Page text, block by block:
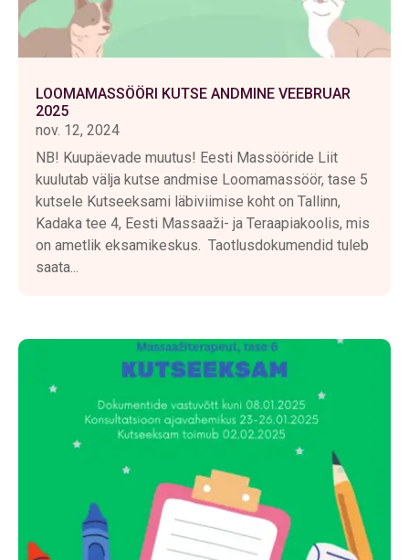
LOOMAMASSÖÖRI KUTSE ANDMINE VEEBRUAR
2025
nov. 12, 2024
NB! Kuupäevade muutus! Eesti Massööride Liit
kuulutab välja kutse andmise Loomamassöör, tase 5
kutsele Kutseeksami läbiviimise koht on Tallinn,
Kadaka tee 4, Eesti Massaaži- ja Teraapiakoolis, mis
on ametlik eksamikeskus. Taotlusdokumendid tuleb
saata...